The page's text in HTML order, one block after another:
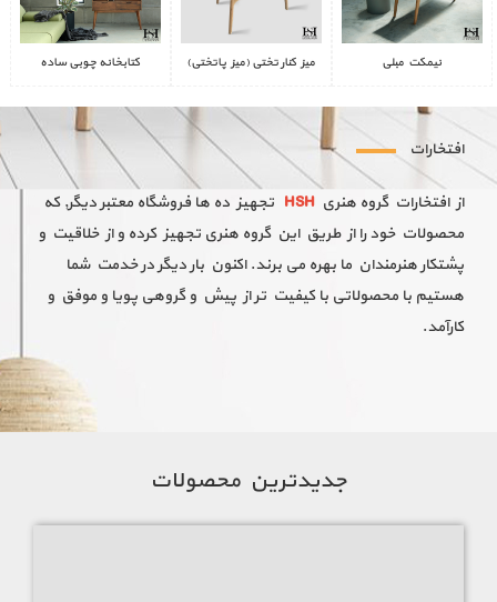
نیمکت مبلی میز کنار تختی (میز پاتختی) کتابخانه چوبی ساده
مبل راحتی مدرن
مبلمان HSH تولید کننده مبلمان مدرن و لاکچری و فروشنده انواع
محصولات چوبی، طراحی دکوراسیون داخلی، فروش اینترنتی انواع
آینه و میز کنسول چوبی، میز ناهار خوری گرد نقلی، مبل راحتی ال،
سرویس خواب چوبی، مبل چستر، دراور، کتابخانه فانتزی، جاکفشی
داشبوردی و دیواری و … در طرح و رنگ چوب متنوع و مختلف با هر
فروشگاه اینترنتی مبلمان
افتخارات
از افتخارات گروه هنری
تجهیز ده ها فروشگاه معتبر دیگر, که
محصولات خود را از طریق این گروه هنری تجهیز کرده و از خلاقیت و
پشتکار هنرمندان ما بهره می برند. اکنون بار دیگر در خدمت شما
هستیم با محصولاتی با کیفیت تر از پیش و گروهی پویا و موفق و
کارآمد.
جدیدترین محصولات